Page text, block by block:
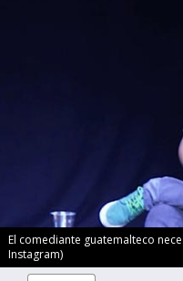
El comediante guatemalteco
Instagram)